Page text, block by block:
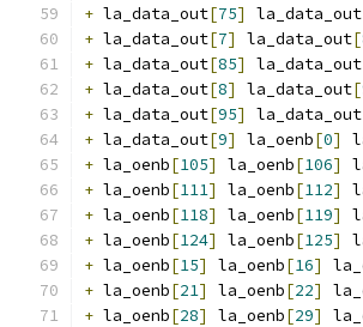
+ la_data_out[75] la_data_out
+ la_data_out[7] la_data_out[
+ la_data_out[85] la_data_out
+ la_data_out[8] la_data_out[
+ la_data_out[95] la_data_out
+ la_data_out[9] la_oenb[0]
+ la_oenb[105] la_oenb[106]
+ la_oenb[111] la_oenb[112]
+ la_oenb[118] la_oenb[119]
+ la_oenb[124] la_oenb[125]
+ la_oenb[15] la_oenb[16]
+ la_oenb[21] la_oenb[22]
+ la_oenb[28] la_oenb[29]